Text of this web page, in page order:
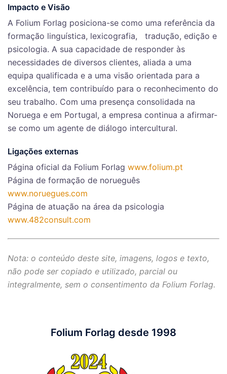
Impacto e Visão
A Folium Forlag posiciona-se como uma referência da
formação linguística, lexicografia, tradução, edição e
psicologia. A sua capacidade de responder às
necessidades de diversos clientes, aliada a uma
equipa qualificada e a uma visão orientada para a
excelência, tem contribuído para o reconhecimento do
seu trabalho. Com uma presença consolidada na
Noruega e em Portugal, a empresa continua a afirmar-
se como um agente de diálogo intercultural.
Ligações externas
Página oficial da Folium Forlag www.folium.pt
Página de formação de norueguês
www.noruegues.com
Página de atuação na área da psicologia
www.482consult.com
Nota: o conteúdo deste site, imagens, logos e texto,
não pode ser copiado e utilizado, parcial ou
integralmente, sem o consentimento da Folium Forlag.
Folium Forlag desde 1998